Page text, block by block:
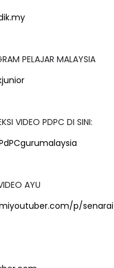
PELAJAR MALAYSIA
VIDEO PDPC DI SINI:
AYU
p/
LIVE